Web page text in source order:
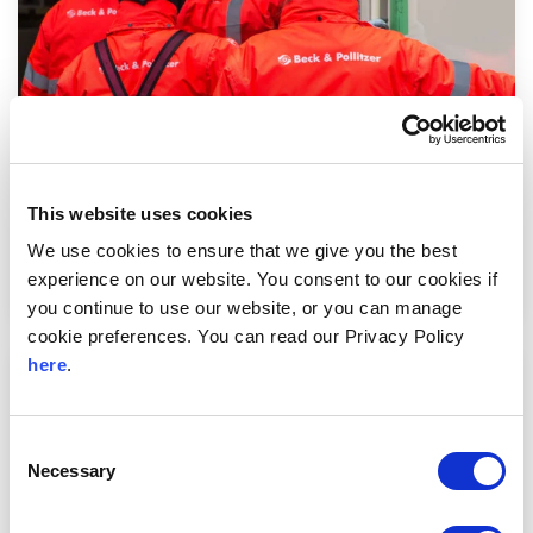
This website uses cookies
We use cookies to ensure that we give you the best
experience on our website. You consent to our cookies if
you continue to use our website, or you can manage
cookie preferences. You can read our Privacy Policy
here.
Selection
Necessary
労働安全衛生